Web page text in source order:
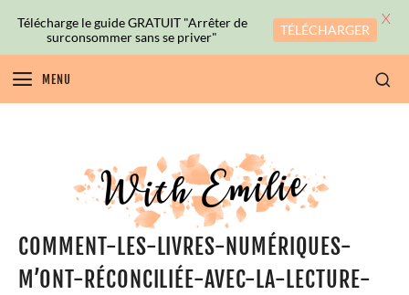
MENU
COMMENT-LES-LIVRES-NUMÉRIQUES-
M’ONT-RÉCONCILIÉE-AVEC-LA-LECTURE-
Télécharge le guide GRATUIT "Arrêter de
surconsommer sans se priver"
TÉLÉCHARGER
X